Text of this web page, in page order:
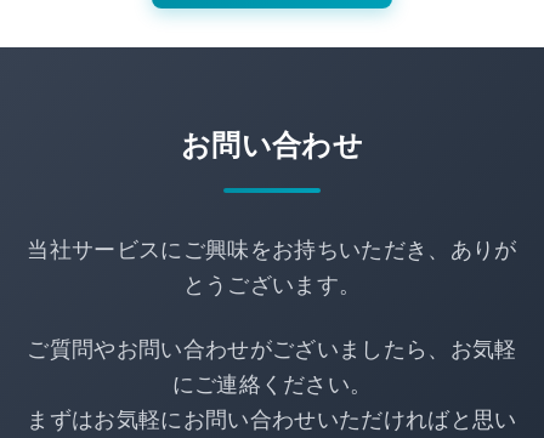
お問い合わせ
当社サービスにご興味をお持ちいただき、ありが
とうございます。
ご質問やお問い合わせがございましたら、お気軽
にご連絡ください。
まずはお気軽にお問い合わせいただければと思い